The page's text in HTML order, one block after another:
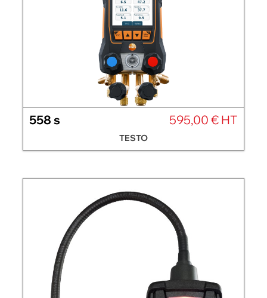
558 s 595,00 € HT
TESTO